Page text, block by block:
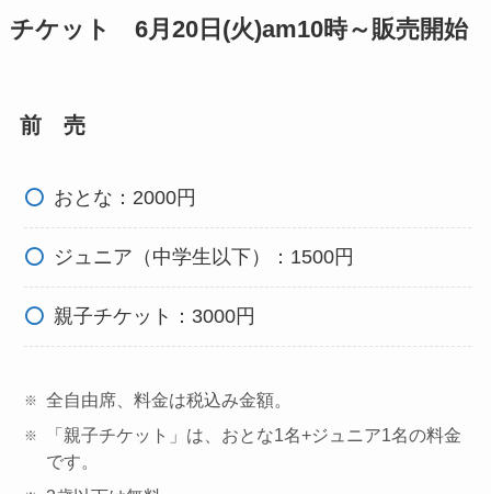
チケット 6月20日(火)am10時～販売開始
前 売
おとな：2000円
ジュニア（中学生以下）：1500円
親子チケット：3000円
全自由席、料金は税込み金額。
「親子チケット」は、おとな1名+ジュニア1名の料金
です。